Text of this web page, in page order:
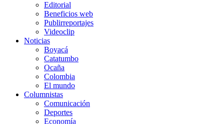
Editorial
Beneficios web
Publirreportajes
Videoclip
Noticias
Boyacá
Catatumbo
Ocaña
Colombia
El mundo
Columnistas
Comunicación
Deportes
Economía